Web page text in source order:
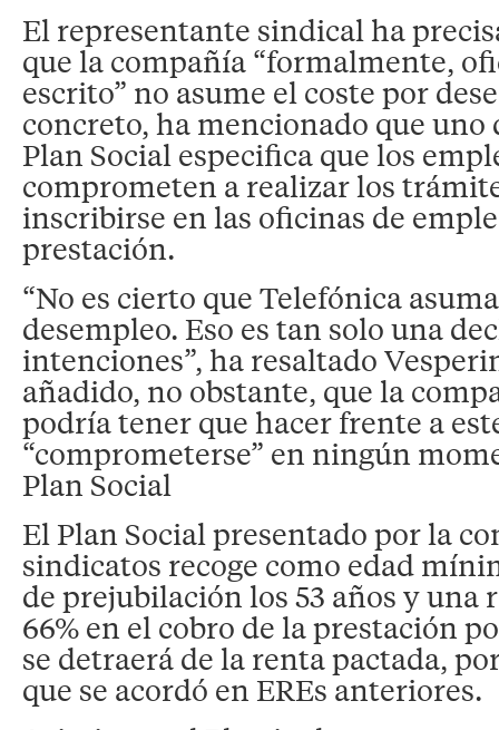
El representante sindical ha
que la compañía “formalmente,
escrito” no asume el coste por
concreto, ha mencionado que uno
Plan Social especifica que los
comprometen a realizar los
inscribirse en las oficinas de
prestación.
“No es cierto que Telefónica
desempleo. Eso es tan solo una
intenciones”, ha resaltado
añadido, no obstante, que la
podría tener que hacer frente a
“comprometerse” en ningún
Plan Social
El Plan Social presentado por la
sindicatos recoge como edad
de prejubilación los 53 años y una
66% en el cobro de la prestación
se detraerá de la renta pactada,
que se acordó en EREs anteriores.